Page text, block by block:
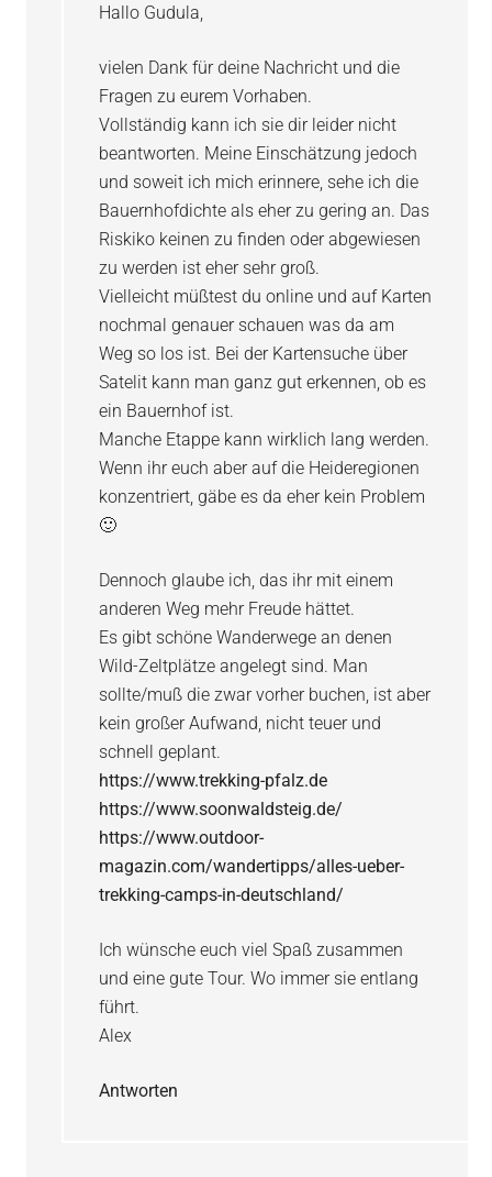
Hallo Gudula,
vielen Dank für deine Nachricht und die
Fragen zu eurem Vorhaben.
Vollständig kann ich sie dir leider nicht
beantworten. Meine Einschätzung jedoch
und soweit ich mich erinnere, sehe ich die
Bauernhofdichte als eher zu gering an. Das
Riskiko keinen zu finden oder abgewiesen
zu werden ist eher sehr groß.
Vielleicht müßtest du online und auf Karten
nochmal genauer schauen was da am
Weg so los ist. Bei der Kartensuche über
Satelit kann man ganz gut erkennen, ob es
ein Bauernhof ist.
Manche Etappe kann wirklich lang werden.
Wenn ihr euch aber auf die Heideregionen
konzentriert, gäbe es da eher kein Problem
🙂
Dennoch glaube ich, das ihr mit einem
anderen Weg mehr Freude hättet.
Es gibt schöne Wanderwege an denen
Wild-Zeltplätze angelegt sind. Man
sollte/muß die zwar vorher buchen, ist aber
kein großer Aufwand, nicht teuer und
schnell geplant.
https://www.trekking-pfalz.de
https://www.soonwaldsteig.de/
https://www.outdoor-
magazin.com/wandertipps/alles-ueber-
trekking-camps-in-deutschland/
Ich wünsche euch viel Spaß zusammen
und eine gute Tour. Wo immer sie entlang
führt.
Alex
Antworten